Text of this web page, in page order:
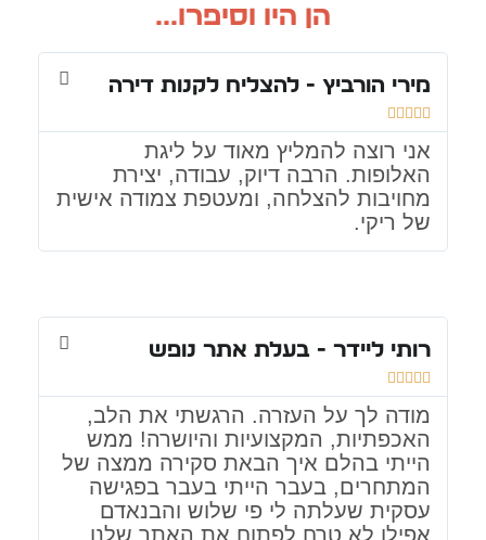
הן היו וסיפרו...
מירי הורביץ - להצליח לקנות דירה





אני רוצה להמליץ מאוד על ליגת
האלופות. הרבה דיוק, עבודה, יצירת
מחויבות להצלחה, ומעטפת צמודה אישית
של ריקי.
רותי ליידר - בעלת אתר נופש





מודה לך על העזרה. הרגשתי את הלב,
האכפתיות, המקצועיות והיושרה! ממש
הייתי בהלם איך הבאת סקירה ממצה של
המתחרים, בעבר הייתי בעבר בפגישה
עסקית שעלתה לי פי שלוש והבנאדם
אפילו לא טרח לפתוח את האתר שלנו